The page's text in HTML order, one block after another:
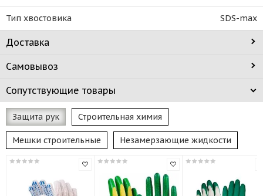
Тип хвостовика SDS-max
Доставка
Самовывоз
Сопутствующие товары
Защита рук Строительная химия
Мешки строительные Незамерзающие жидкости